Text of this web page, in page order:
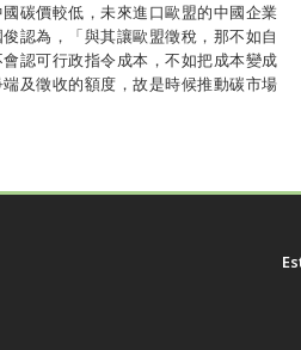
碳價較低，未來進口歐盟的中國企業
認為，「與其讓歐盟徵稅，那不如自
認可行政指令成本，不如把成本變成
及徵收的額度，故是時候推動碳市場